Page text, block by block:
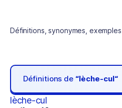
Définitions, synonymes,
Définitions de “lèche-cul“
lèche-cul